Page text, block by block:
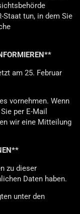
Staat tun, in dem Sie
am 25. Februar
vornehmen. Wenn
per E-Mail
wir eine Mitteilung
zu dieser
Daten haben.
unter den